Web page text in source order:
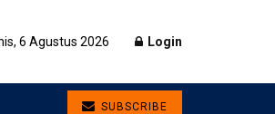
6 Agustus 2026 Login
SUBSCRIBE